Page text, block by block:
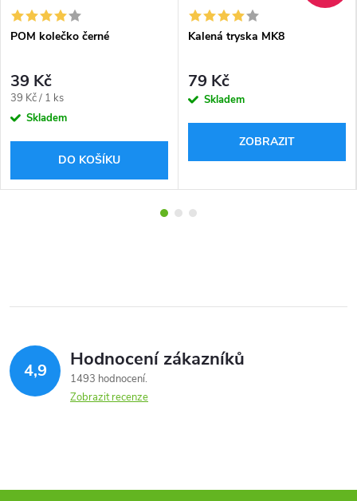
POM kolečko černé
39 Kč
Měrná
cena:
39 Kč / 1 ks
Skladem
DO KOŠÍKU
Kalená tryska MK8
79 Kč
Skladem
ZOBRAZIT
4,9 Hodnocení zákazníků
1493 hodnocení
Zobrazit recenze